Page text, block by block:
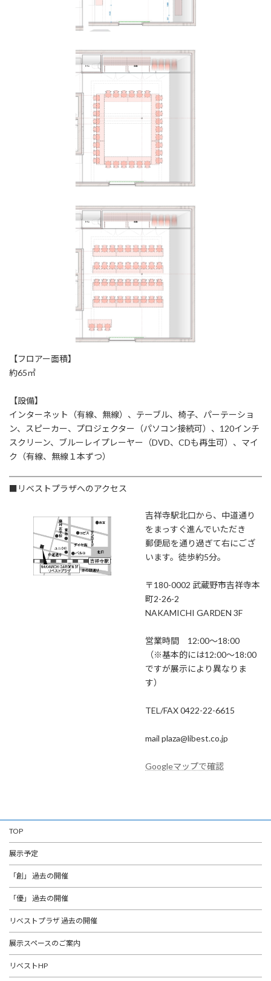
【フロアー面積】
約65㎡
【設備】
インターネット（有線、無線）、テーブル、椅子、パーテーショ
ン、スピーカー、プロジェクター（パソコン接続可）、120インチ
スクリーン、ブルーレイプレーヤー（DVD、CDも再生可）、マイ
ク（有線、無線１本ずつ）
■リベストプラザへのアクセス
吉祥寺駅北口から、中道通り
をまっすぐ進んでいただき
郵便局を通り過ぎて右にござ
います。徒歩約5分。
〒180-0002 武蔵野市吉祥寺本
町2-26-2
NAKAMICHI GARDEN 3F
営業時間 12:00～18:00
（※基本的には12:00～18:00
ですが展示により異なりま
す）
TEL/FAX 0422-22-6615
mail plaza@libest.co.jp
Googleマップで確認
TOP
展示予定
「創」 過去の開催
「優」 過去の開催
リベストプラザ 過去の開催
展示スペースのご案内
リベストHP